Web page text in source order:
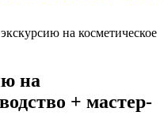
на косметическое
на
+ мастер-